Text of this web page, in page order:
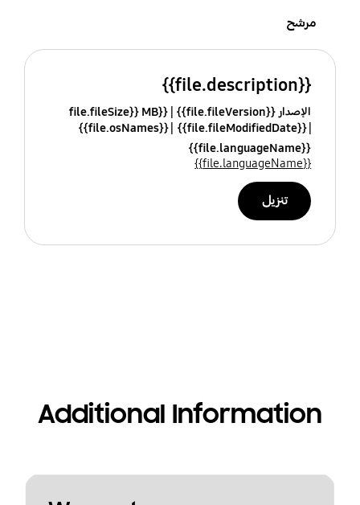
مرشح
{{file.description}}
الإصدار {{file.fileVersion}}
{{file.fileSize}} MB
{{file.fileModifiedDate}}
{{file.osNames}}
{{file.languageName}}
{{file.languageName}}
تنزيل
Additional Information